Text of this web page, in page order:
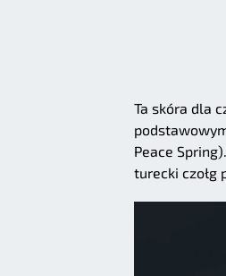
Ta skóra dla
Peace
turecki czołg